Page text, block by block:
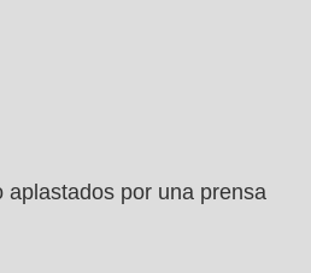
aplastados por una prensa